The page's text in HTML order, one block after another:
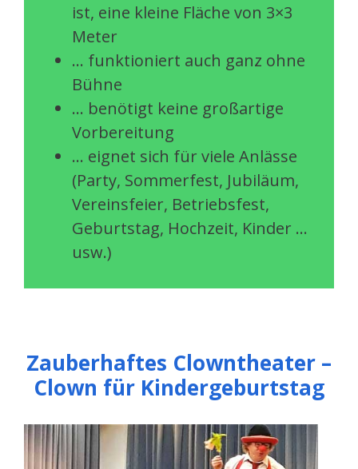
ist, eine kleine Fläche von 3×3
Meter
… funktioniert auch ganz ohne
Bühne
… benötigt keine großartige
Vorbereitung
… eignet sich für viele Anlässe
(Party, Sommerfest, Jubiläum,
Vereinsfeier, Betriebsfest,
Geburtstag, Hochzeit, Kinder …
usw.)
Zauberhaftes Clowntheater –
Clown für Kindergeburtstag